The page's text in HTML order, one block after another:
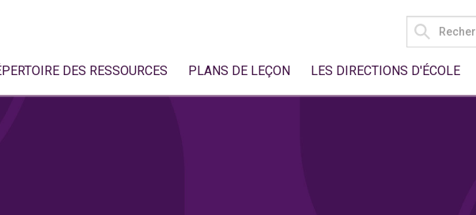
SEARCH
FOR:
DES RESSOURCES PLANS DE LEÇON LES DIRECTIONS D'ÉCOLE